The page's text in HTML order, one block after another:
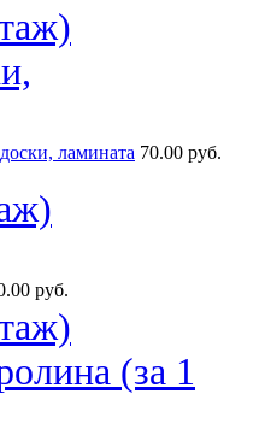
ламината 70.00 руб.
руб.